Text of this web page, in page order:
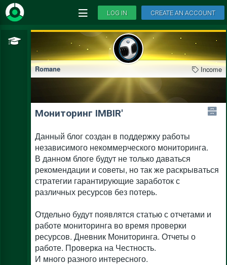
LOG IN CREATE AN ACCOUNT
Romane Income
Мониторинг IMBIR'
Данный блог создан в поддержку работы
независимого некоммерческого мониторинга.
В данном блоге будут не только даваться
рекомендации и советы, но так же раскрываться
стратегии гарантирующие заработок с
различных ресурсов без потерь.
Отдельно будут появлятся статью с отчетами и
работе мониторинга во время проверки
ресурсов. Дневник Мониторинга. Отчеты о
работе. Проверка на Честность.
И много разного интересного.